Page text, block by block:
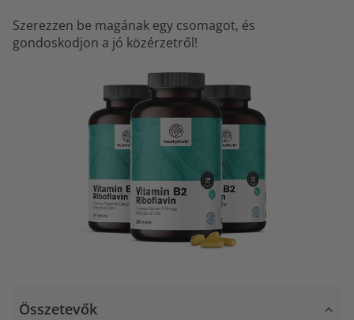
Szerezzen be magának egy csomagot, és
gondoskodjon a jó közérzetről!
Összetevők